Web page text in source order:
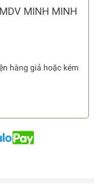
MINH MINH
hàng giả hoặc kém